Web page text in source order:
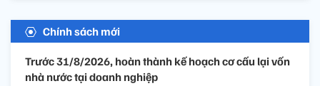
Chính sách mới
Trước 31/8/2026, hoàn thành kế hoạch cơ cấu lại vốn
nhà nước tại doanh nghiệp